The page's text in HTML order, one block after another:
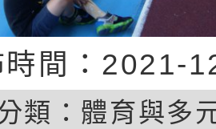
時間：2021-
類： 體育與多